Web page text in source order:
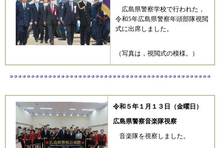
広島県警察学校で行われた，
令和5年広島県警察年頭部隊視閲
式に出席しました。
（写真は，視閲式の模様。）
令和５年１月１３ 日（金曜日）
広島県警察音楽隊視察
音楽隊を視察しました。